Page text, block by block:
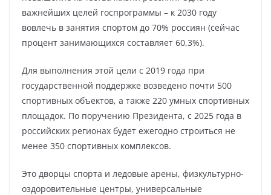
важнейших целей госпрограммы – к 2030 году
вовлечь в занятия спортом до 70% россиян (сейчас
процент занимающихся составляет 60,3%).
Для выполнения этой цели с 2019 года при
государственной поддержке возведено почти 500
спортивных объектов, а также 220 умных спортивных
площадок. По поручению Президента, с 2025 года в
российских регионах будет ежегодно строиться не
менее 350 спортивных комплексов.
Это дворцы спорта и ледовые арены, физкультурно-
оздоровительные центры, универсальные